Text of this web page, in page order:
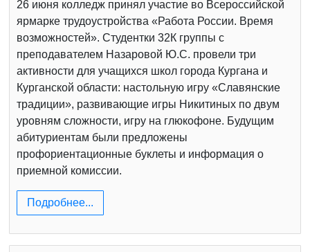
26 июня колледж принял участие во Всероссийской
ярмарке трудоустройства «Работа России. Время
возможностей». Студентки 32К группы с
преподавателем Назаровой Ю.С. провели три
активности для учащихся школ города Кургана и
Курганской области: настольную игру «Славянские
традиции», развивающие игры Никитиных по двум
уровням сложности, игру на глюкофоне. Будущим
абитуриентам были предложены
профориентационные буклеты и информация о
приемной комиссии.
Подробнее...